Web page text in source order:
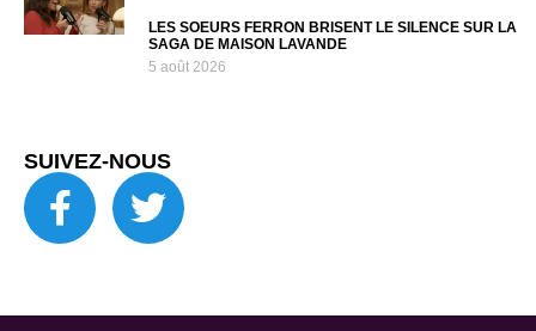
LES SOEURS FERRON BRISENT LE SILENCE SUR LA
SAGA DE MAISON LAVANDE
5 août 2026
SUIVEZ-NOUS